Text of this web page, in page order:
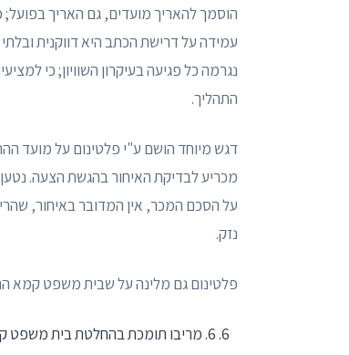
הוסמך להאריך מועדים, גם האריך
עמידה על דרישת הכתב היא דווקנית
נגרמה כל פגיעה בעיקרון השוויון; כי
התהליך.
דגש מיוחד הושם ע"י פלטינום על מועד
מכריע לבדיקת האיחור בהגשת הצעה.
על הסכם המכר, אין המדובר באיחור,
נזק.
פלטינום גם מלינה על שבית משפט קמא
6. מריבו תומכת בהחלטת בית משפט